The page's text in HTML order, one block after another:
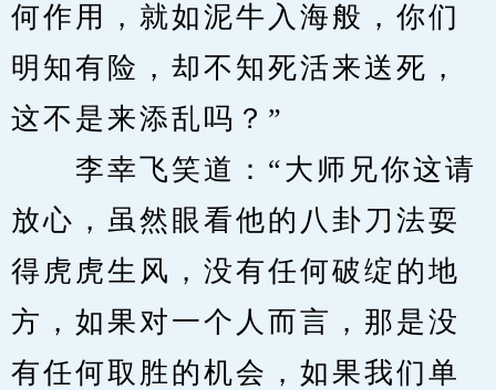
何作用，就如泥牛入海般，你们
明知有险，却不知死活来送死，
这不是来添乱吗？”
李幸飞笑道：“大师兄你这请
放心，虽然眼看他的八卦刀法耍
得虎虎生风，没有任何破绽的地
方，如果对一个人而言，那是没
有任何取胜的机会，如果我们单